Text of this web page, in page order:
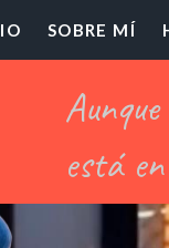
El
SOBRE MÍ